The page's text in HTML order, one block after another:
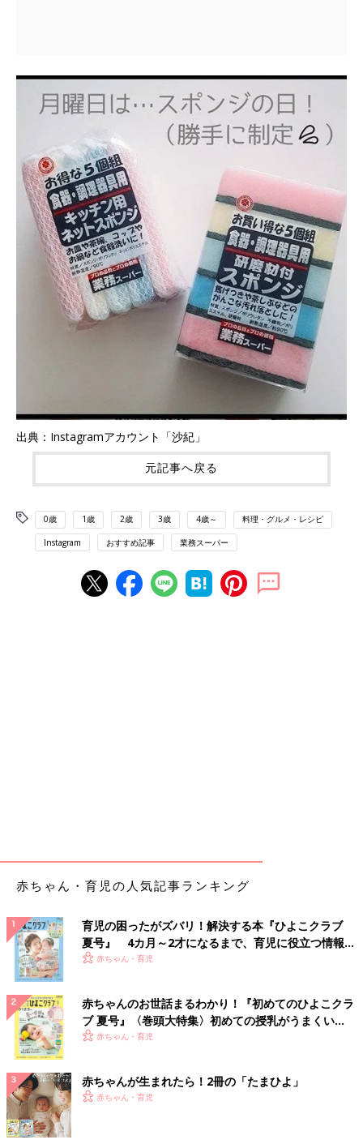
出典：Instagramアカウント「沙紀」
元記事へ戻る
0歳 1歳 2歳 3歳 4歳～ 料理・グルメ・レシピ
Instagram おすすめ記事 業務スーパー
赤ちゃん・育児の人気記事ランキング
育児の困ったがズバリ！解決する本『ひよこクラブ
夏号』 4カ月～2才になるまで、育児に役立つ情報が
いっぱい！
赤ちゃん・育児
赤ちゃんのお世話まるわかり！『初めてのひよこクラ
ブ 夏号』〈巻頭大特集〉初めての授乳がうまくい
く！ おっぱい・ミルクの基本と夏のトラブル 解決テ
赤ちゃん・育児
赤ちゃんが生まれたら！2冊の「たまひよ」
赤ちゃん・育児